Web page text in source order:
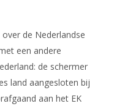
de Nederlandse
een andere
de schermer
land aangesloten bij
aan het EK